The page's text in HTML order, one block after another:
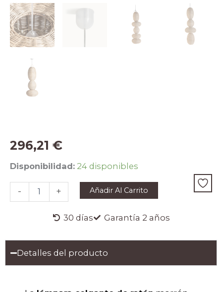
296,21 €
Disponibilidad: 24 disponibles
-
Lámpara
Colgante
de
Ratán
Marrón
cantidad
+ Añadir Al Carrito
30 días Garantía 2 años
Detalles del producto